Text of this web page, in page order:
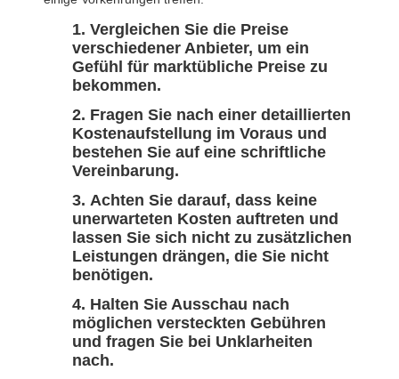
Vergleichen Sie die Preise
verschiedener Anbieter, um ein
Gefühl für marktübliche Preise zu
bekommen.
Fragen Sie nach einer detaillierten
Kostenaufstellung im Voraus und
bestehen Sie auf eine schriftliche
Vereinbarung.
Achten Sie darauf, dass keine
unerwarteten Kosten auftreten und
lassen Sie sich nicht zu zusätzlichen
Leistungen drängen, die Sie nicht
benötigen.
Halten Sie Ausschau nach
möglichen versteckten Gebühren
und fragen Sie bei Unklarheiten
nach.